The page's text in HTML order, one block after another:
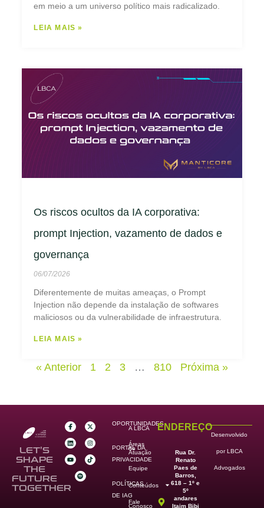
em meio a um universo político mais radicalizado.
LEIA MAIS »
Os riscos ocultos da IA corporativa:
prompt Injection, vazamento de dados e
governança
06/07/2026
Diferentemente de muitas ameaças, o Prompt
Injection não depende da instalação de softwares
maliciosos ou da vulnerabilidade de infraestrutura.
LEIA MAIS »
« Anterior 1 2 3 … 810 Próxima »
LET’S
SHAPE
THE
FUTURE
TOGETHER
OPORTUNIDADES
PORTAL DA
PRIVACIDADE
POLÍTICAS
DE IAG
A LBCA
Áreas
de
Atuação
Equipe
Conteúdos
Fale
Conosco
ENDEREÇO
Rua Dr.
Renato
Paes de
Barros,
618 – 1º e
5º
andares
Itaim Bibi
Desenvolvido
por LBCA
Advogados